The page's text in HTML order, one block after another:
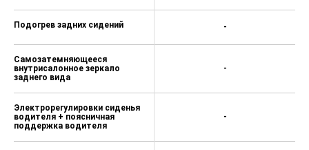
Подогрев задних сидений
Самозатемняющееся
внутрисалонное зеркало
заднего вида
Электрорегулировки сиденья
водителя + поясничная
поддержка водителя
-
-
-